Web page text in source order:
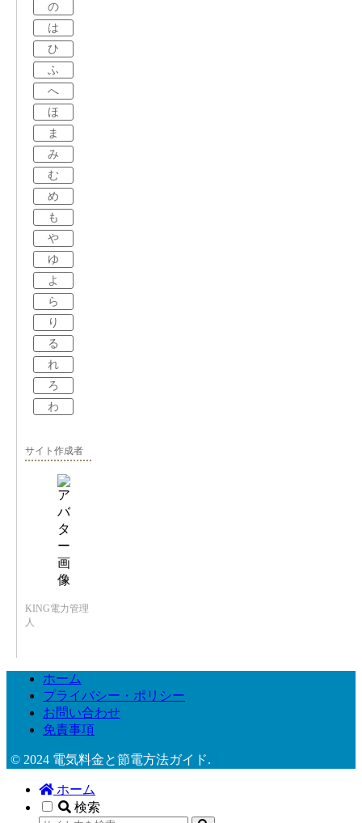
の
は
ひ
ふ
へ
ほ
ま
み
む
め
も
や
ゆ
よ
ら
り
る
れ
ろ
わ
サイト作成者
KING電力管理
人
ホーム
プライバシー・ポリシー
お問い合わせ
免責事項
© 2024 電気料金と節電方法ガイド.
ホーム
検索